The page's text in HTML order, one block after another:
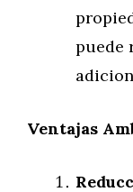
puede
Ventajas